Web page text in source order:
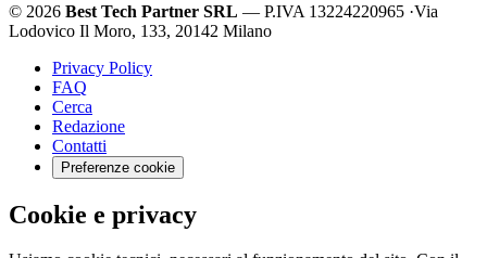
© 2026 Best Tech Partner SRL — P.IVA 13224220965 ·Via
Lodovico Il Moro, 133, 20142 Milano
Privacy Policy
FAQ
Cerca
Redazione
Contatti
Preferenze cookie
Cookie e privacy